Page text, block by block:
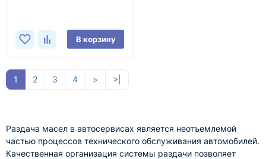
В корзину
1 2 3 4 > >|
Раздача масел в автосервисах является неотъемлемой
частью процессов технического обслуживания автомобилей.
Качественная организация системы раздачи позволяет